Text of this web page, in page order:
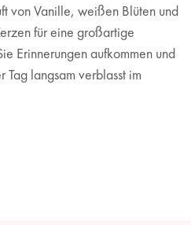
von Vanille, weißen Blüten und
für eine großartige
Erinnerungen aufkommen und
langsam verblasst im